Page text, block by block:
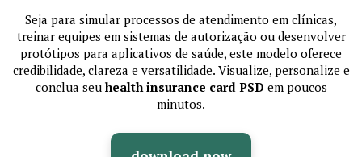
Seja para simular processos de atendimento em clínicas,
treinar equipes em sistemas de autorização ou desenvolver
protótipos para aplicativos de saúde, este modelo oferece
credibilidade, clareza e versatilidade. Visualize, personalize e
conclua seu health insurance card PSD em poucos
minutos.